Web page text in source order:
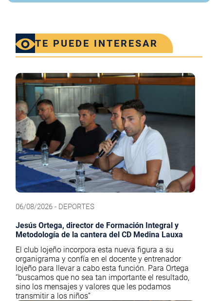
TE PUEDE INTERESAR
06/08/2026 - DEPORTES
Jesús Ortega, director de Formación Integral y
Metodología de la cantera del CD Medina Lauxa
El club lojeño incorpora esta nueva figura a su
organigrama y confía en el docente y entrenador
lojeño para llevar a cabo esta función. Para Ortega
“buscamos que no sea tan importante el resultado,
sino los mensajes y valores que les podamos
transmitir a los niños”